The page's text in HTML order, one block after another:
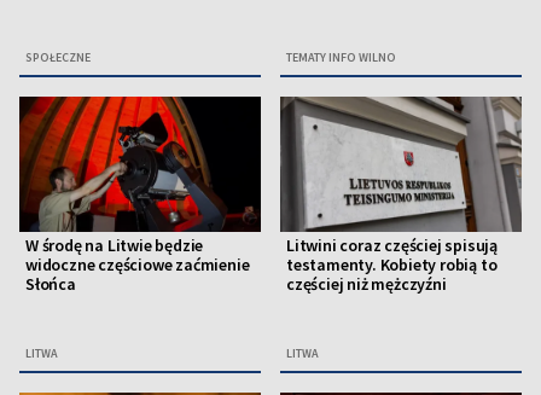
SPOŁECZNE TEMATY INFO WILNO
W środę na Litwie będzie
widoczne częściowe zaćmienie
Słońca
LITWA
Litwini coraz częściej spisują
testamenty. Kobiety robią to
częściej niż mężczyźni
LITWA